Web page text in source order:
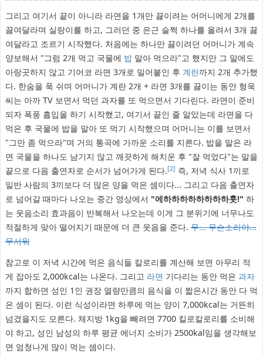
그리고 여기서 끝이 아니라 라면을 1개만 끓이려는 어머니에게 2개를
끓여달라며 실랑이를 하고, 그러던 중 은근 슬쩍 하나를 올려서 3개 끓
여달라고 조르기 시작했다. 처음에는 하나만 끓이려던 어머니가 계속
양보해서 "그럼 2개 먹고 국물에 밥말아 먹으라"고 했지만 그 말에도
아랑곳하지 않고 기어코 라면 3개로 밀어붙인 후 계란까지 2개 추가했
다. 한숨을 푹 쉬며 어머니가 계란 2개 + 라면 3개를 끓이는 동안 형욱
씨는 아까 TV 보면서 먹던 과자를 또 먹으면서 기다린다. 라면이 준비
되자 폭풍 흡입을 하기 시작했고, 여기서 끝인 줄 알았는데 라면을 다
먹은 후 국물에 밥을 말아 또 먹기 시작했으며 어머니는 이를 보면서
"그만 좀 먹으라"며 거의 통곡에 가까운 소리를 지른다. 밥을 말은 라
면 국물을 하나도 남기지 않고 깨끗하게 해치운 후 "잘 먹었다"는 말을
끝으로 다음 출연자로 순서가 넘어가게 된다.[2] 즉, 저녁 식사 1끼로
일반 사람의 3끼보다 더 많은 양을 먹은 셈이다... 그리고 다음 출연자
로 넘어갈 때마다 나오는 중간 영상에서 "에하하하하하하하하훗!" 하
는 웃음소리 효과음이 반복해서 나오는데 이게 그 분위기에 너무나도
적절하게 맞아 떨어지기 때문에 더 큰 웃음을 준다.무... 무슨소리야...
무서워
참고로 이 저녁 시간에 먹은 음식들 칼로리를 계산해 보면 아무리 적
게 잡아도 2,000kcal는 나온다. 그리고 라면 기다리는 동안 먹은 과자
까지 합하면 성인 1인 권장 열량만큼의 음식을 이 짧은시간 동안 다 먹
은 셈이 된다. 이런 식성이라면 하루에 먹는 양이 7,000kcal는 거뜬히
넘겼을지도 모른다. 체지방 1kg을 빼려면 7700 킬로칼로리를 소비해
야 하고, 성인 남성의 하루 평균 에너지 소비가 2500kal임을 생각해보
면 엄청나게 많이 먹는 셈이다.